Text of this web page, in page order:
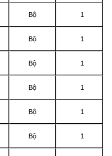
Bộ 1
Bộ 1
Bộ 1
Bộ 1
Bộ 1
Bộ 1